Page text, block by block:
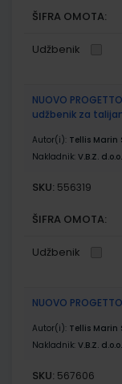
ŠIFRA OMOTA:
Udžbenik
NUOVO
udžbenik za
Autor(i): Tellis
Nakladnik: V.B.Z. d.o.o.
SKU: 556319
ŠIFRA OMOTA:
Udžbenik
NUOVO
Autor(i): Tellis
Nakladnik: V.B.Z. d.o.o.
SKU: 567606